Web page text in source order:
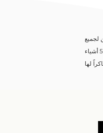
لجميع
الظروف التي نعيشها، ولكن يمكننا دائمًا أن نكون شاكرين لمحبة الله لنا ولرجائنا في الأبدية. فكر في 5 أشياء